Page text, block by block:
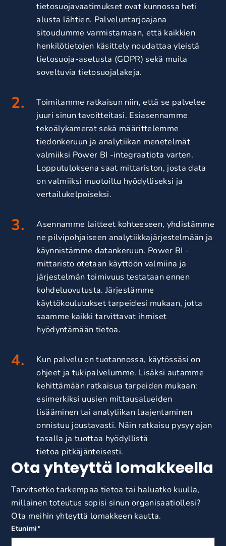
tietosuojavaatimukset ovat kunnossa heti
alusta lähtien. Palveluntarjoajana
sitoudumme varmistamaan, että kaikkien
henkilötietojen käsittely noudattaa yleistä
tietosuoja-asetusta (GDPR) sekä muita
soveltuvia tietosuojalakeja.
Toimitamme ratkaisun niin, että se palvelee
juuri sinun tavoitteitasi. Esiasennamme
tekoälykamerat sekä määrittelemme
tiedonkeruun ja analytiikan menetelmät
valmiiksi Power BI -integraatiota varten.
Lopputuloksena saat mittariston, josta data
on valmiiksi muotoiltu hyödylliseksi ja
vertailukelpoiseksi.
Asennamme laitteet kohteeseen, yhdistämme
ne pilvipohjaiseen analytiikkajärjestelmään ja
käynnistämme datankeruun. Power BI -
mittaristo otetaan käyttöön valmiina ja
järjestelmän toimivuus testataan ennen
kohdeluovutusta. Järjestämme
käyttökoulutukset tarpeidesi mukaan, jotta
saamme kaikki tarvittavat ihmiset
hyödyntämään tietoa.
Kun palvelu on tuotannossa, käytössäsi on
ohjeet ja tukipalvelumme. Lisäksi autamme
kehittämään ratkaisua tarpeiden mukaan:
esimerkiksi uusien mittausalueiden
lisääminen tai analytiikan laajentaminen
onnistuu joustavasti. Näin ratkaisu pysyy ajan
tasalla ja tuottaa hyödyllistä
tietoa pitkäjänteisesti.
Ota yhteyttä lomakkeella
Tarvitsetko tarkempaa tietoa tai haluatko kuulla,
millainen toteutus sopisi sinun organisaatiollesi?
Ota meihin yhteyttä lomakkeen kautta.
Etunimi*